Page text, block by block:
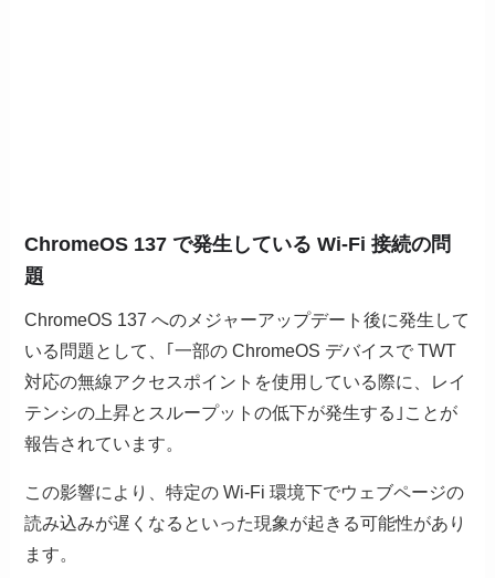
ChromeOS 137 で発生している Wi-Fi 接続の問
題
ChromeOS 137 へのメジャーアップデート後に発生して
いる問題として、｢一部の ChromeOS デバイスで TWT
対応の無線アクセスポイントを使用している際に、レイ
テンシの上昇とスループットの低下が発生する｣ことが
報告されています。
この影響により、特定の Wi-Fi 環境下でウェブページの
読み込みが遅くなるといった現象が起きる可能性があり
ます。